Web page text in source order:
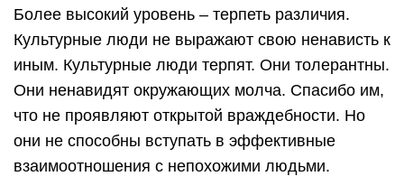
Более высокий уровень – терпеть различия.
Культурные люди не выражают свою ненависть к
иным. Культурные люди терпят. Они толерантны.
Они ненавидят окружающих молча. Спасибо им,
что не проявляют открытой враждебности. Но
они не способны вступать в эффективные
взаимоотношения с непохожими людьми.